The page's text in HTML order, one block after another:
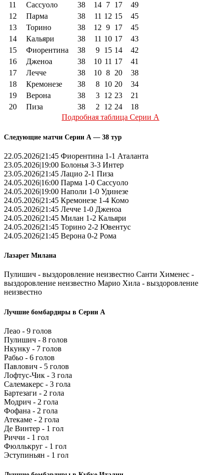
11
Сассуоло 38 14 7 17
49
12
Парма 38 11 12 15
45
13
Торино 38 12 9 17
45
14
Кальяри 38 11 10 17
43
15
Фиорентина 38 9 15 14
42
16
Дженоа 38 10 11 17
41
17
Лечче 38 10 8 20
38
18
Кремонезе 38 8 10 20
34
19
Верона 38 3 12 23
21
20
Пиза 38 2 12 24
18
Подробная таблица Серии А
Следующие матчи Серии А — 38 тур
22.05.2026|21:45 Фиорентина 1-1 Аталанта
23.05.2026|19:00 Болонья 3-3 Интер
23.05.2026|21:45 Лацио 2-1 Пиза
24.05.2026|16:00 Парма 1-0 Сассуоло
24.05.2026|19:00 Наполи 1-0 Удинезе
24.05.2026|21:45 Кремонезе 1-4 Комо
24.05.2026|21:45 Лечче 1-0 Дженоа
24.05.2026|21:45 Милан 1-2 Кальяри
24.05.2026|21:45 Торино 2-2 Ювентус
24.05.2026|21:45 Верона 0-2 Рома
Лазарет Милана
Пулишич - выздоровление неизвестно Санти Хименес -
выздоровление неизвестно Марио Хила - выздоровление
неизвестно
Лучшие бомбардиры в Серии А
Леао - 9 голов
Пулишич - 8 голов
Нкунку - 7 голов
Рабьо - 6 голов
Павлович - 5 голов
Лофтус-Чик - 3 гола
Салемакерс - 3 гола
Бартезаги - 2 гола
Модрич - 2 гола
Фофана - 2 гола
Атекаме - 2 гола
Де Винтер - 1 гол
Риччи - 1 гол
Фюллькруг - 1 гол
Эступиньян - 1 гол